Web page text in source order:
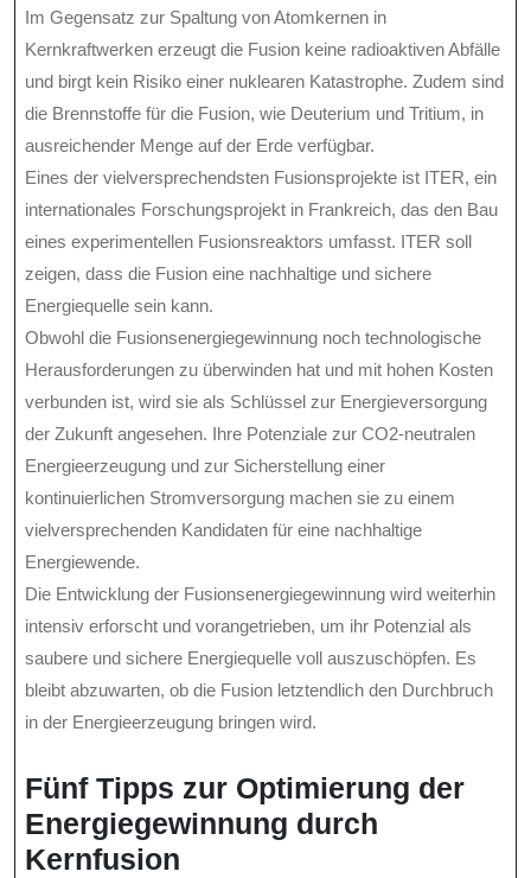
Im Gegensatz zur Spaltung von Atomkernen in
Kernkraftwerken erzeugt die Fusion keine radioaktiven Abfälle
und birgt kein Risiko einer nuklearen Katastrophe. Zudem sind
die Brennstoffe für die Fusion, wie Deuterium und Tritium, in
ausreichender Menge auf der Erde verfügbar.
Eines der vielversprechendsten Fusionsprojekte ist ITER, ein
internationales Forschungsprojekt in Frankreich, das den Bau
eines experimentellen Fusionsreaktors umfasst. ITER soll
zeigen, dass die Fusion eine nachhaltige und sichere
Energiequelle sein kann.
Obwohl die Fusionsenergiegewinnung noch technologische
Herausforderungen zu überwinden hat und mit hohen Kosten
verbunden ist, wird sie als Schlüssel zur Energieversorgung
der Zukunft angesehen. Ihre Potenziale zur CO2-neutralen
Energieerzeugung und zur Sicherstellung einer
kontinuierlichen Stromversorgung machen sie zu einem
vielversprechenden Kandidaten für eine nachhaltige
Energiewende.
Die Entwicklung der Fusionsenergiegewinnung wird weiterhin
intensiv erforscht und vorangetrieben, um ihr Potenzial als
saubere und sichere Energiequelle voll auszuschöpfen. Es
bleibt abzuwarten, ob die Fusion letztendlich den Durchbruch
in der Energieerzeugung bringen wird.
Fünf Tipps zur Optimierung der
Energiegewinnung durch
Kernfusion